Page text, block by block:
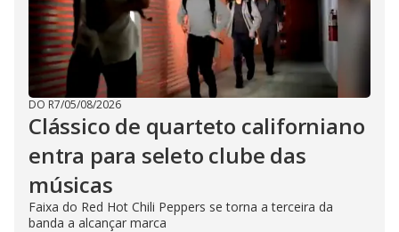
DO R7/05/08/2026
Clássico de quarteto californiano
entra para seleto clube das
músicas
Faixa do Red Hot Chili Peppers se torna a terceira da
banda a alcançar marca